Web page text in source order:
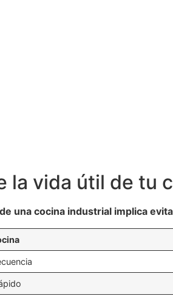
la vida útil de tu
una cocina industrial implica